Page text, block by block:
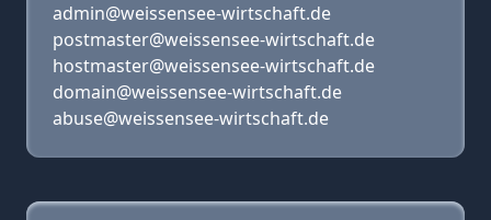
admin@weissensee-wirtschaft.de
postmaster@weissensee-wirtschaft.de
hostmaster@weissensee-wirtschaft.de
domain@weissensee-wirtschaft.de
abuse@weissensee-wirtschaft.de